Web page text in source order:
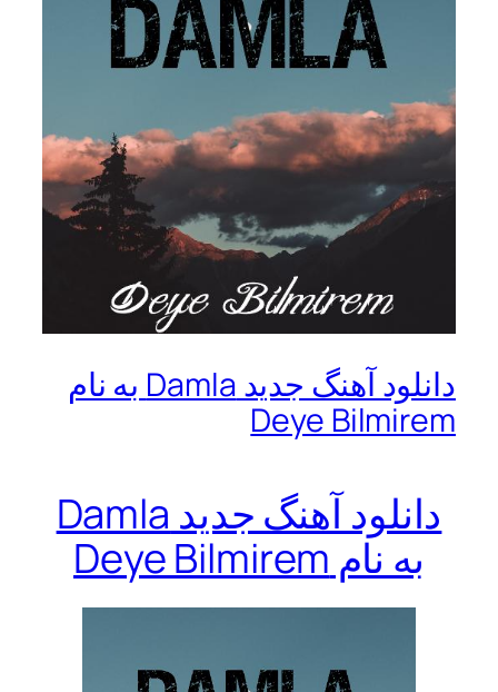
دانلود آهنگ جدید Damla به نام
Deye Bilmirem
دانلود آهنگ جدید Damla
به نام Deye Bilmirem